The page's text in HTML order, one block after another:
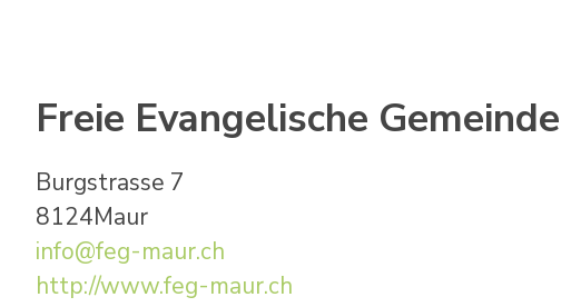
Freie Evangelische
Burgstrasse 7
8124Maur
info@feg-maur.ch
http://www.feg-maur.ch